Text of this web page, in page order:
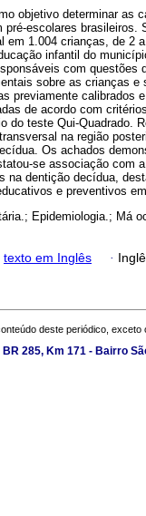
objetivo determinar as
pré-escolares brasileiros.
em 1.004 crianças, de 2
infantil do
com questões
sobre as crianças
previamente calibrados
de acordo com
do teste Qui-Quadrado.
na região
Os achados
se associação com
na dentição decídua,
e preventivos
Epidemiologia.; Má
texto em Inglês ·
deste periódico,
BR 285, Km 171 - Bairro